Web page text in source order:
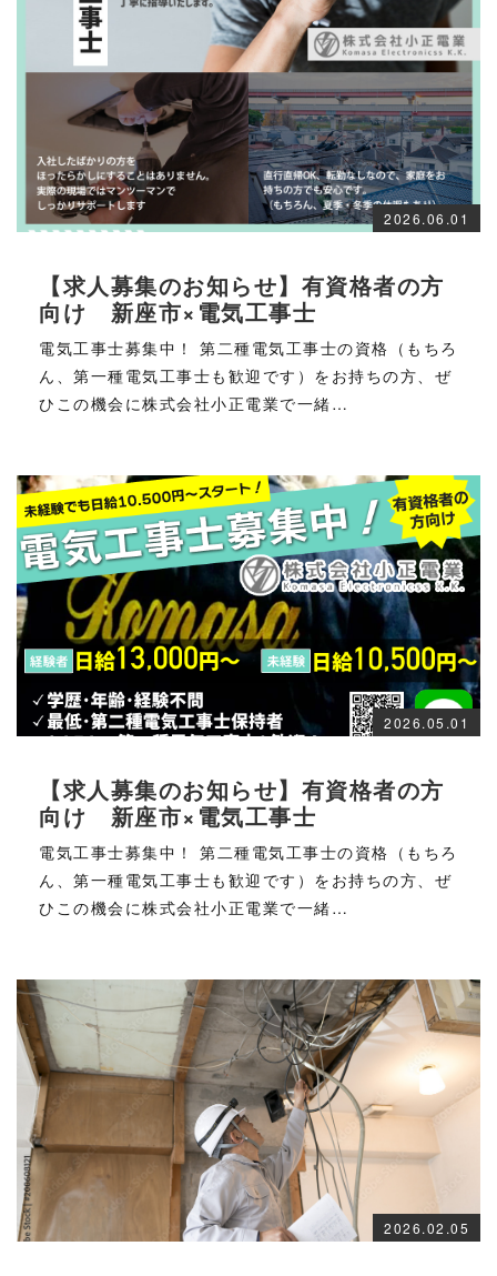
2026.06.01
【求人募集のお知らせ】有資格者の方
向け 新座市×電気工事士
電気工事士募集中！ 第二種電気工事士の資格（もちろ
ん、第一種電気工事士も歓迎です）をお持ちの方、ぜ
ひこの機会に株式会社小正電業で一緒…
2026.05.01
【求人募集のお知らせ】有資格者の方
向け 新座市×電気工事士
電気工事士募集中！ 第二種電気工事士の資格（もちろ
ん、第一種電気工事士も歓迎です）をお持ちの方、ぜ
ひこの機会に株式会社小正電業で一緒…
2026.02.05